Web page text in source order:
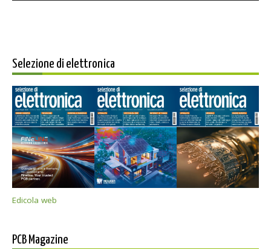
Selezione di elettronica
Edicola web
PCB Magazine